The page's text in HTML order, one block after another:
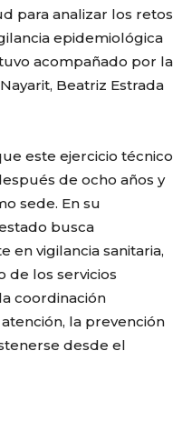
para analizar los retos
epidemiológica
acompañado por la
Beatriz Estrada
este ejercicio técnico
de ocho años y
sede. En su
busca
en vigilancia sanitaria,
de los servicios
coordinación
la prevención
desde el